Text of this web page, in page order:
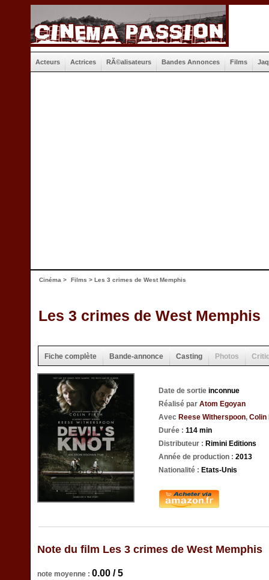
Acteurs Actrices RÃ©alisateurs Bandes Annonces Films
Cinéma > Films > Les 3 crimes de West Memphis
Les 3 crimes de West Memphis
Fiche complète Bande-annonce Casting Photos
Date de sortie inconnue
Réalisé par Atom Egoyan
Avec Reese Witherspoon, Colin
Durée : 114 min
Distributeur : Rimini Editions
Année de production : 2013
Nationalité : Etats-Unis
Note du film Les 3 crimes de West Memphis
note moyenne : 0.00 / 5